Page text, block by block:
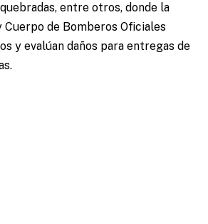
entre otros, donde la
Cuerpo de Bomberos Oficiales
y evalúan daños para entregas de